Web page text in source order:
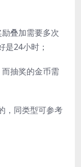
励叠加需要多次
是24小时；
而抽奖的金币需
，同类型可参考